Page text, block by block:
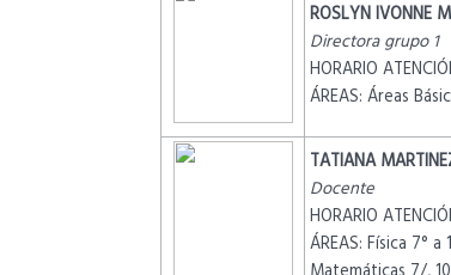
ROSLYN IVONNE
Directora grupo 1
HORARIO
ÁREAS: Áreas
TATIANA
Docente
HORARIO
ÁREAS: Física 7° a